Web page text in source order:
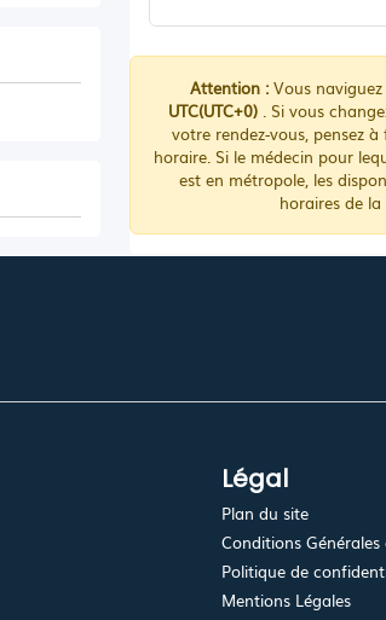
Attention : Vous
UTC(UTC+0). Si vous
votre rendez-vous, pensez
horaire. Si le médecin pour
est en métropole, les
horaires de
Légal
Plan du site
Conditions
Politique de
Mentions Légales